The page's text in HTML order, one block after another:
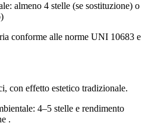
almeno 4 stelle (se sostituzione) o
conforme alle norme UNI 10683 e
con effetto estetico tradizionale.
4–5 stelle e rendimento
.